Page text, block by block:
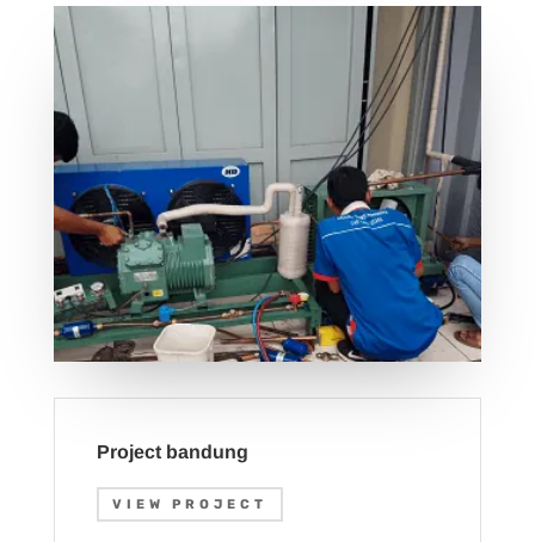
Project bandung
VIEW PROJECT